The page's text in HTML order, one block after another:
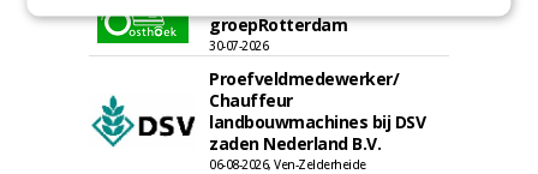
groepRotterdam
30-07-2026
Proefveldmedewerker/
Chauffeur
landbouwmachines bij DSV
zaden Nederland B.V.
06-08-2026, Ven-Zelderheide